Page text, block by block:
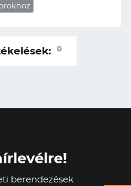
0
berendezések